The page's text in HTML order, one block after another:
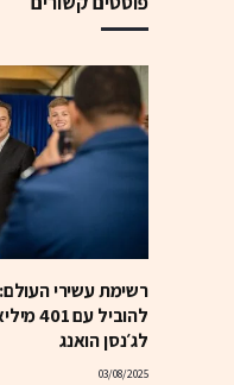
רשימת עשירי
להוביל
לג׳נסן הואנג
03/08/2025